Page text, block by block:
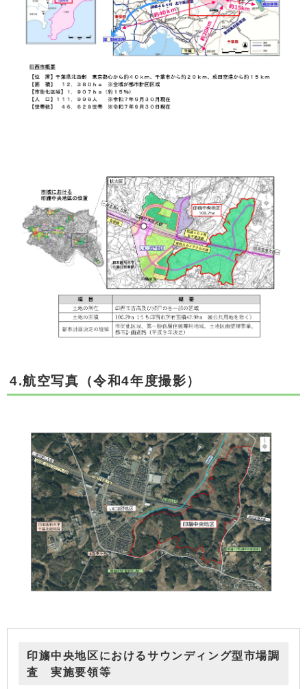
4.航空写真（令和4年度撮影）
印旛中央地区におけるサウンディング型市場調
査 実施要領等